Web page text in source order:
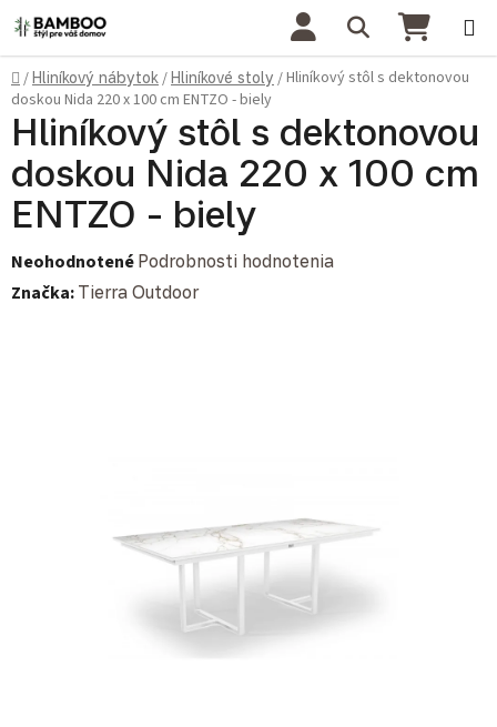
Prejsť na obsah Hľadať
Domov
/Hliníkový nábytok /Hliníkové stoly /Hliníkový stôl s dektonovou
doskou Nida 220 x 100 cm ENTZO - biely
Hliníkový stôl s dektonovou
doskou Nida 220 x 100 cm
ENTZO - biely
Priemerné hodnotenie produktu je 0,0 z 5 hviezdičiek.
Neohodnotené Podrobnosti hodnotenia
Značka: Tierra Outdoor